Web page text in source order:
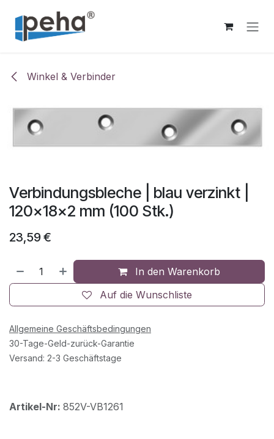
Winkel & Verbinder
Verbindungsbleche | blau verzinkt |
120x18x2 mm (100 Stk.)
23,59€
In den Warenkorb
Auf die Wunschliste
Allgemeine Geschäftsbedingungen
30-Tage-Geld-zurück-Garantie
Versand: 2-3 Geschäftstage
Artikel-Nr: 852V-VB1261